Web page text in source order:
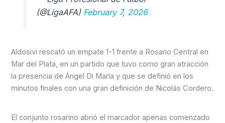
(@LigaAFA) February 7, 2026
Aldosivi rescató un empate 1-1 frente a Rosario Central en
Mar del Plata, en un partido que tuvo como gran atracción
la presencia de Ángel Di María y que se definió en los
minutos finales con una gran definición de Nicolás Cordero.
El conjunto rosarino abrió el marcador apenas comenzado